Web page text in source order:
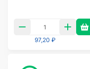
97,20 ₽